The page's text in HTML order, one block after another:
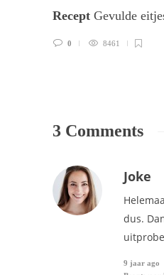
Recept Gevulde
0 8461
3 Comments
Joke
dus.
9 jaar ago